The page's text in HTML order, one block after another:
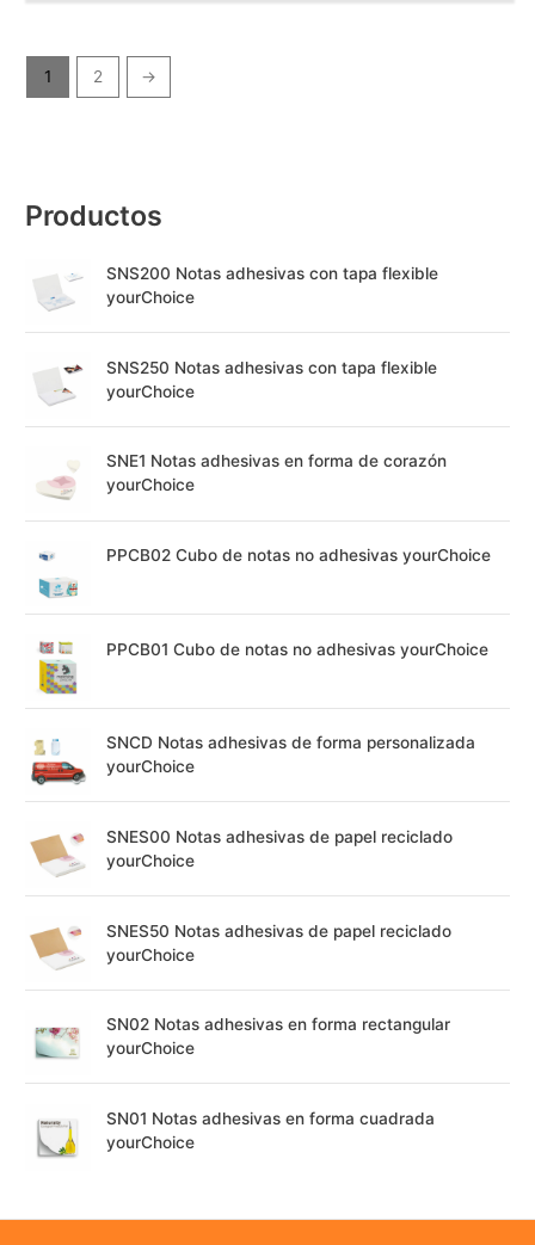
1 2 →
Productos
SNS200 Notas adhesivas con tapa flexible
yourChoice
SNS250 Notas adhesivas con tapa flexible
yourChoice
SNE1 Notas adhesivas en forma de corazón
yourChoice
PPCB02 Cubo de notas no adhesivas yourChoice
PPCB01 Cubo de notas no adhesivas yourChoice
SNCD Notas adhesivas de forma personalizada
yourChoice
SNES00 Notas adhesivas de papel reciclado
yourChoice
SNES50 Notas adhesivas de papel reciclado
yourChoice
SN02 Notas adhesivas en forma rectangular
yourChoice
SN01 Notas adhesivas en forma cuadrada
yourChoice